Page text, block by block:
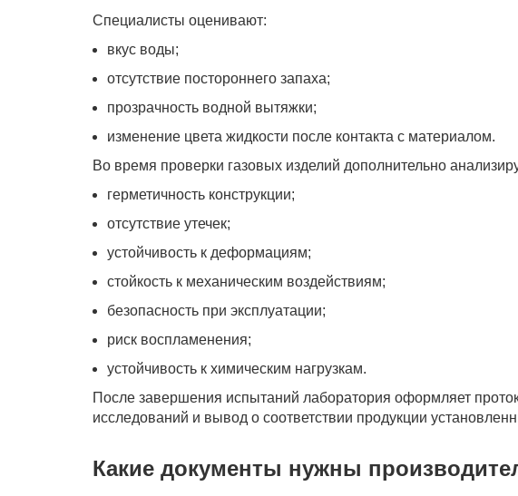
Специалисты оценивают:
вкус воды;
отсутствие постороннего запаха;
прозрачность водной вытяжки;
изменение цвета жидкости после контакта с материалом.
Во время проверки газовых изделий дополнительно
герметичность конструкции;
отсутствие утечек;
устойчивость к деформациям;
стойкость к механическим воздействиям;
безопасность при эксплуатации;
риск воспламенения;
устойчивость к химическим нагрузкам.
После завершения испытаний лаборатория оформляет
исследований и вывод о соответствии продукции
Какие документы нужны